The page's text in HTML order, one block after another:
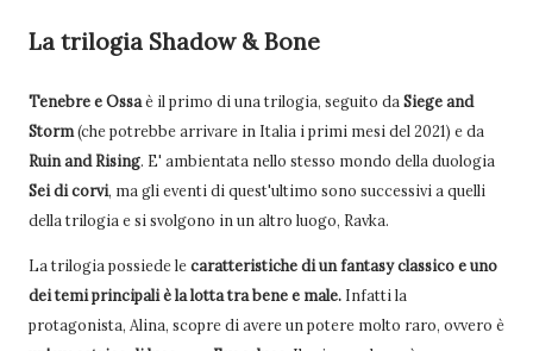
La trilogia Shadow & Bone
Tenebre e Ossaè il primo di una trilogia, seguito daSiege and
Storm(che potrebbe arrivare in Italia i primi mesi del 2021) e da
Ruin and Rising. E' ambientata nello stesso mondo della duologia
Sei di corvi, ma gli eventi di quest'ultimo sono successivi a quelli
della trilogia e si svolgono in un altro luogo, Ravka.
La trilogia possiede lecaratteristiche di un fantasy classico e uno
dei temi principali è la lotta tra bene e male. Infatti la
protagonista, Alina, scopre di avere un potere molto raro, ovvero è